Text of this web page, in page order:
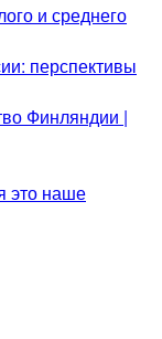
и среднего
перспективы
Финляндии |
это наше